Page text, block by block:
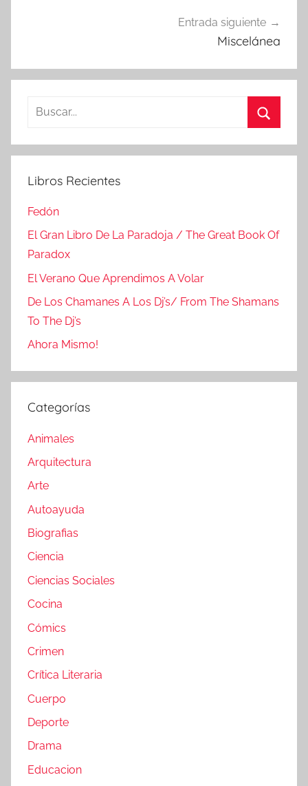
Entrada siguiente
Miscelánea
Buscar:
Libros Recientes
Fedón
El Gran Libro De La Paradoja / The Great Book Of
Paradox
El Verano Que Aprendimos A Volar
De Los Chamanes A Los Dj’s/ From The Shamans
To The Dj’s
Ahora Mismo!
Categorías
Animales
Arquitectura
Arte
Autoayuda
Biografias
Ciencia
Ciencias Sociales
Cocina
Cómics
Crimen
Crítica Literaria
Cuerpo
Deporte
Drama
Educacion